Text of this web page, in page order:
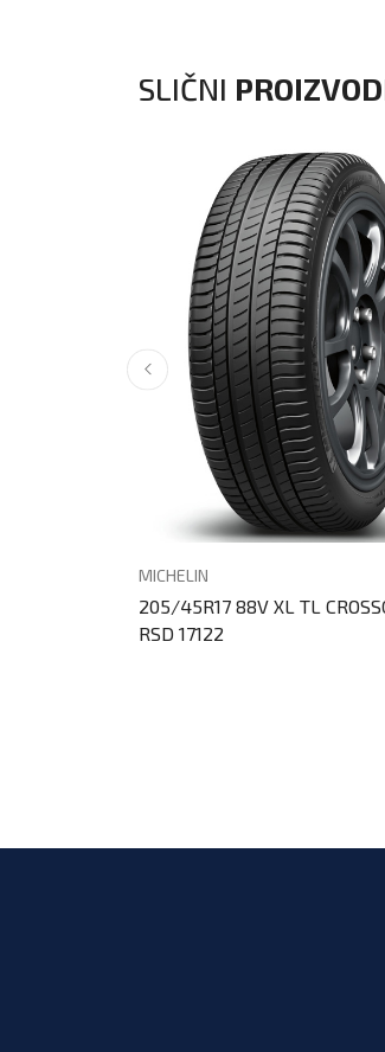
SLIČNI
MICHELIN
205/45R17 88V XL TL
RSD 17122